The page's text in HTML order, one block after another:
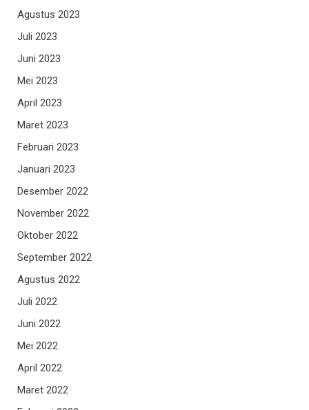
Agustus 2023
Juli 2023
Juni 2023
Mei 2023
April 2023
Maret 2023
Februari 2023
Januari 2023
Desember 2022
November 2022
Oktober 2022
September 2022
Agustus 2022
Juli 2022
Juni 2022
Mei 2022
April 2022
Maret 2022